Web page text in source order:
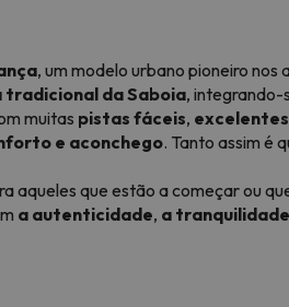
, um modelo urbano pioneiro
da Saboia, integrando-
muitas pistas fáceis,
e aconchego. Tanto assim é
aqueles que estão a começar ou
a autenticidade, a tranquilidade